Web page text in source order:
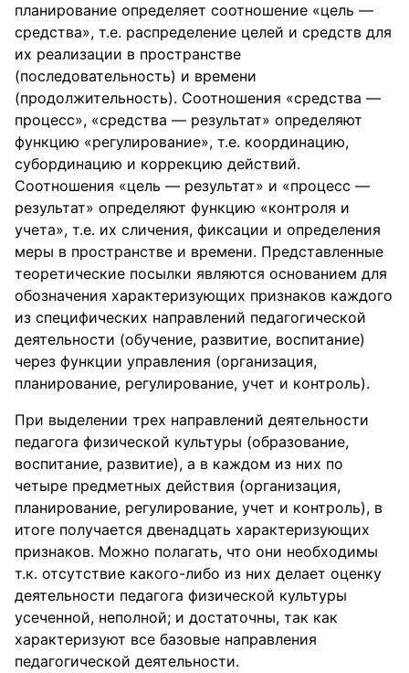
планирование определяет соотношение «цель —
средства», т.е. распределение целей и средств для
их реализации в пространстве
(последовательность) и времени
(продолжительность). Соотношения «средства —
процесс», «средства — результат» определяют
функцию «регулирование», т.е. координацию,
субординацию и коррекцию действий.
Соотношения «цель — результат» и «процесс —
результат» определяют функцию «контроля и
учета», т.е. их сличения, фиксации и определения
меры в пространстве и времени. Представленные
теоретические посылки являются основанием для
обозначения характеризующих признаков каждого
из специфических направлений педагогической
деятельности (обучение, развитие, воспитание)
через функции управления (организация,
планирование, регулирование, учет и контроль).
При выделении трех направлений деятельности
педагога физической культуры (образование,
воспитание, развитие), а в каждом из них по
четыре предметных действия (организация,
планирование, регулирование, учет и контроль), в
итоге получается двенадцать характеризующих
признаков. Можно полагать, что они необходимы
т.к. отсутствие какого-либо из них делает оценку
деятельности педагога физической культуры
усеченной, неполной; и достаточны, так как
характеризуют все базовые направления
педагогической деятельности.